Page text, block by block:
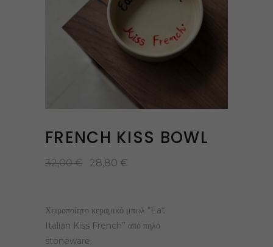
FRENCH KISS BOWL
32,00€ 28,80 €
Χειροποίητο κεραμικό μπωλ “Eat
Italian Kiss French” από πηλό
stoneware.